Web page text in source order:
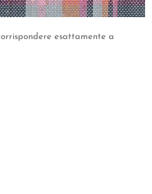
esattamente a